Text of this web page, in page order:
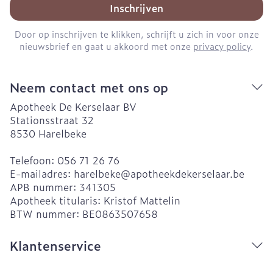
Inschrijven
Door op inschrijven te klikken, schrijft u zich in voor onze
nieuwsbrief en gaat u akkoord met onze privacy policy.
Neem contact met ons op
Apotheek De Kerselaar BV
Stationsstraat 32
8530 Harelbeke
Telefoon: 056 71 26 76
E-mailadres: harelbeke@apotheekdekerselaar.be
APB nummer: 341305
Apotheek titularis: Kristof Mattelin
BTW nummer: BE0863507658
Klantenservice